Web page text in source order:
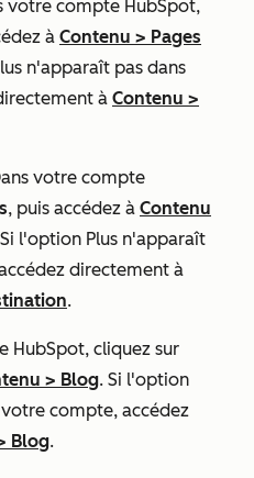
votre compte HubSpot,
à Contenu > Pages
n'apparaît pas dans
à Contenu >
votre compte
, puis accédez à Contenu
l'option Plus n'apparaît
directement à
.
HubSpot, cliquez sur
> Blog. Si l'option
compte, accédez
Blog.